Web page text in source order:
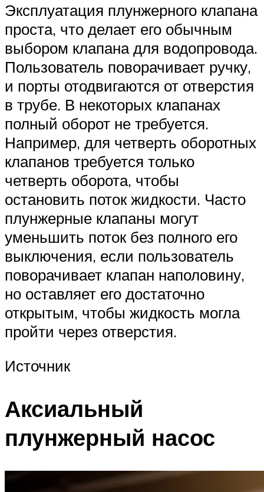
Эксплуатация плунжерного клапана
проста, что делает его обычным
выбором клапана для водопровода.
Пользователь поворачивает ручку,
и порты отодвигаются от отверстия
в трубе. В некоторых клапанах
полный оборот не требуется.
Например, для четверть оборотных
клапанов требуется только
четверть оборота, чтобы
остановить поток жидкости. Часто
плунжерные клапаны могут
уменьшить поток без полного его
выключения, если пользователь
поворачивает клапан наполовину,
но оставляет его достаточно
открытым, чтобы жидкость могла
пройти через отверстия.
Источник
Аксиальный
плунжерный насос